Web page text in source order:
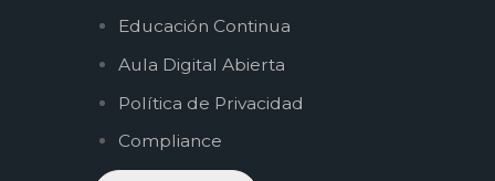
Educación Continua
Aula Digital Abierta
Política de Privacidad
Compliance